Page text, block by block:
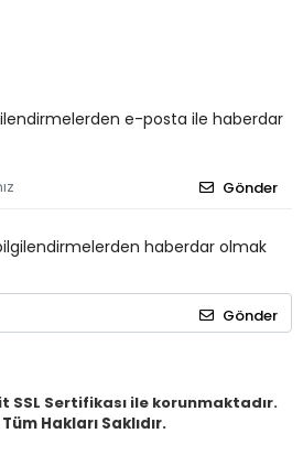
e-posta ile haberdar
Gönder
haberdar olmak
Gönder
SSL Sertifikası ile korunmaktadır.
Tüm Hakları Saklıdır.